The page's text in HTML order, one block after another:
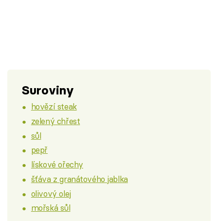
Suroviny
hovězí steak
zelený chřest
sůl
pepř
lískové ořechy
šťáva z granátového jablka
olivový olej
mořská sůl